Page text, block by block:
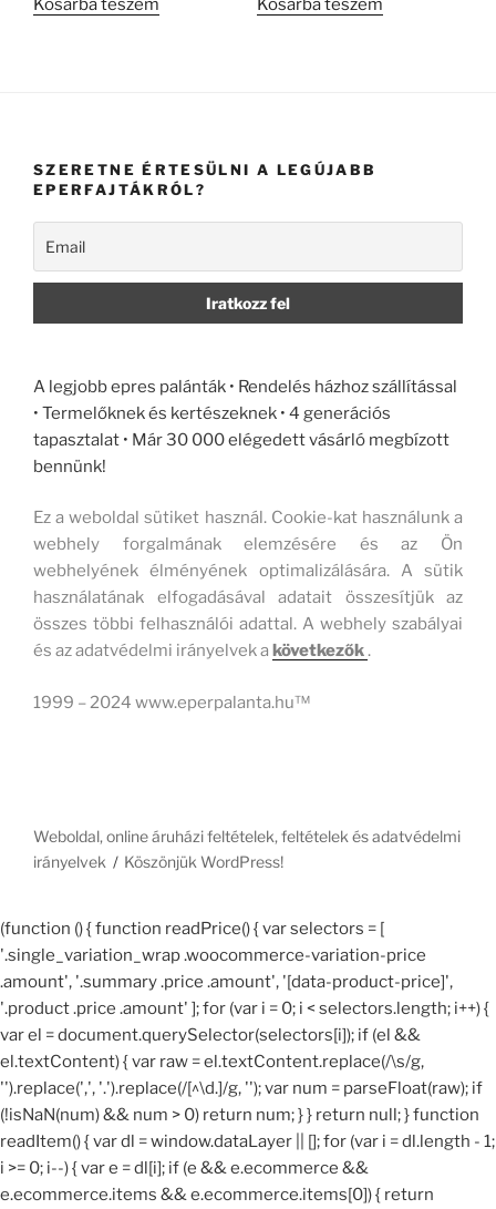
Kosárba teszem
Kosárba teszem
SZERETNE ÉRTESÜLNI A LEGÚJABB
EPERFAJTÁKRÓL?
A legjobb epres palánták • Rendelés házhoz szállítással
• Termelőknek és kertészeknek • 4 generációs
tapasztalat • Már 30 000 elégedett vásárló megbízott
bennünk!
Ez a weboldal sütiket használ. Cookie-kat használunk a
webhely forgalmának elemzésére és az Ön
webhelyének élményének optimalizálására. A sütik
használatának elfogadásával adatait összesítjük az
összes többi felhasználói adattal. A webhely szabályai
és az adatvédelmi irányelvek a következők.
1999 – 2024 www.eperpalanta.hu™
Weboldal, online áruházi feltételek, feltételek és adatvédelmi
irányelvek
Köszönjük WordPress!
(function () { function readPrice() { var selectors = [
'.single_variation_wrap .woocommerce-variation-price
.amount', '.summary .price .amount', '[data-product-price]',
'.product .price .amount' ]; for (var i = 0; i < selectors.length; i++) {
var el = document.querySelector(selectors[i]); if (el &&
el.textContent) { var raw = el.textContent.replace(/\s/g,
'').replace(',', '.').replace(/[^\d.]/g, ''); var num = parseFloat(raw); if
(!isNaN(num) && num > 0) return num; } } return null; } function
readItem() { var dl = window.dataLayer || []; for (var i = dl.length - 1;
i >= 0; i--) { var e = dl[i]; if (e && e.ecommerce &&
e.ecommerce.items && e.ecommerce.items[0]) { return